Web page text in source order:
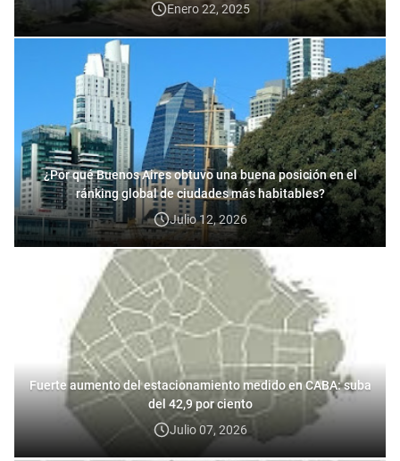
Enero 22, 2025
¿Por qué Buenos Aires obtuvo una buena posición en el
ránking global de ciudades más habitables?
Julio 12, 2026
Fuerte aumento del estacionamiento medido en CABA: suba
del 42,9 por ciento
Julio 07, 2026